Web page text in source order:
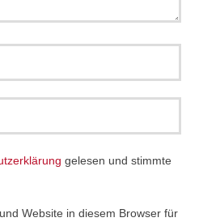
gelesen und stimmte
Website in diesem Browser für